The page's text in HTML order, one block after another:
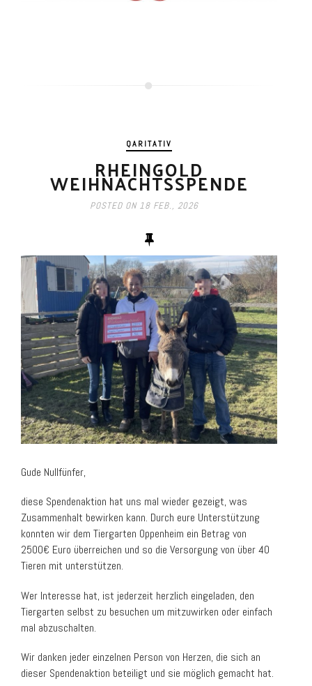
QARITATIV
RHEINGOLD
WEIHNACHTSSPENDE
POSTED ON 18 FEB., 2026
Gude Nullfünfer,
diese Spendenaktion hat uns mal wieder gezeigt, was
Zusammenhalt bewirken kann. Durch eure Unterstützung
konnten wir dem Tiergarten Oppenheim ein Betrag von
2500€ Euro überreichen und so die Versorgung von über 40
Tieren mit unterstützen.
Wer Interesse hat, ist jederzeit herzlich eingeladen, den
Tiergarten selbst zu besuchen um mitzuwirken oder einfach
mal abzuschalten.
Wir danken jeder einzelnen Person von Herzen, die sich an
dieser Spendenaktion beteiligt und sie möglich gemacht hat.